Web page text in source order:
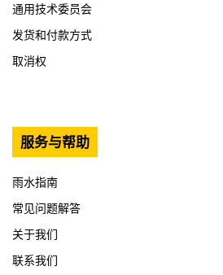
通用技术委员会
发货和付款方式
取消权
服务与帮助
雨水指南
常见问题解答
关于我们
联系我们